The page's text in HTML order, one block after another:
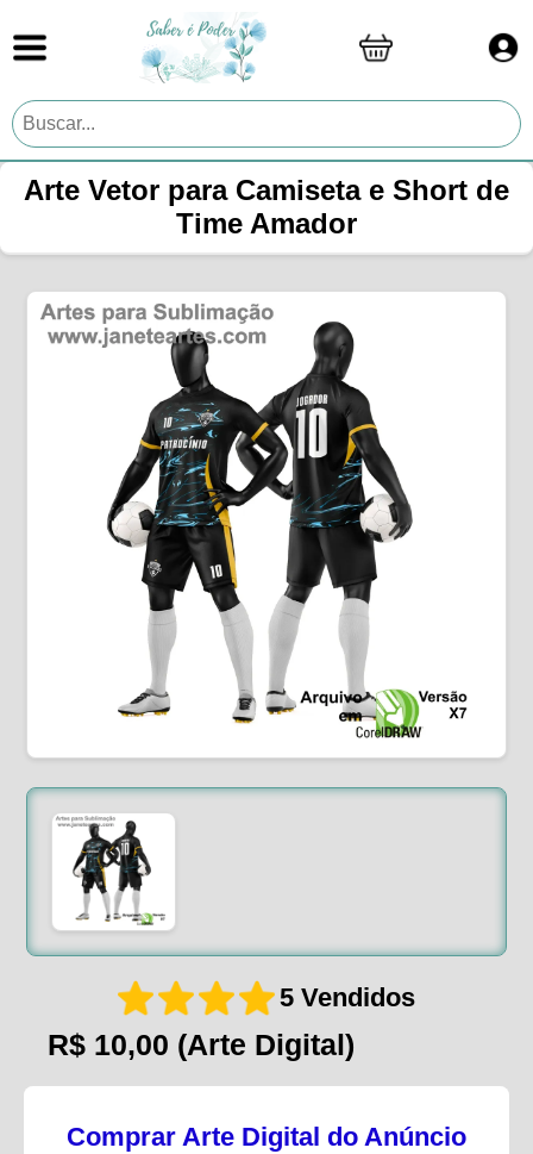
Arte Vetor para Camiseta e Short de
Time Amador
5 Vendidos
R$ 10,00 (Arte Digital)
Comprar Arte Digital do Anúncio